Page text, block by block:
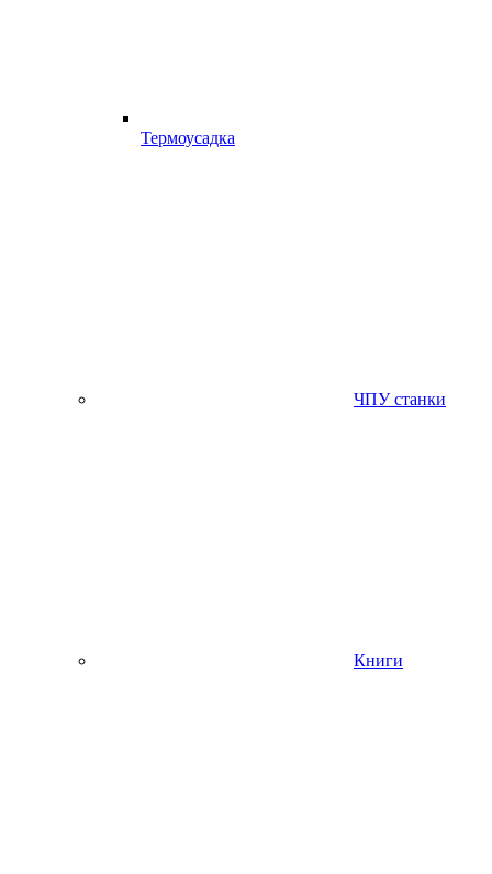
Термоусадка
ЧПУ станки
Книги